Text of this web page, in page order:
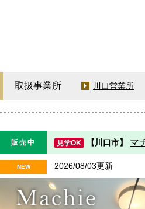
取扱事業所 川口営業所
販売中 見学OK 【川口市】 マ
NEW 2026/08/03更新